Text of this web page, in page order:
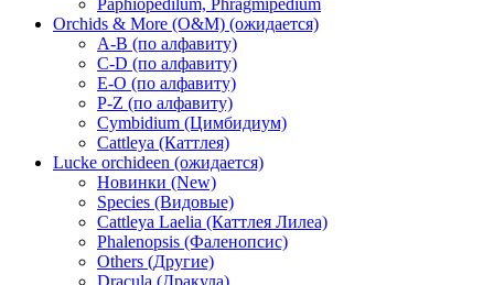
Paphiopedilum, Phragmipedium
Orchids & More (O&M) (ожидается)
A-B (по алфавиту)
C-D (по алфавиту)
E-O (по алфавиту)
P-Z (по алфавиту)
Cymbidium (Цимбидиум)
Cattleya (Каттлея)
Lucke orchideen (ожидается)
Новинки (New)
Species (Видовые)
Cattleya Laelia (Каттлея Лилеа)
Phalenopsis (Фаленопсис)
Others (Другие)
Dracula (Дракула)